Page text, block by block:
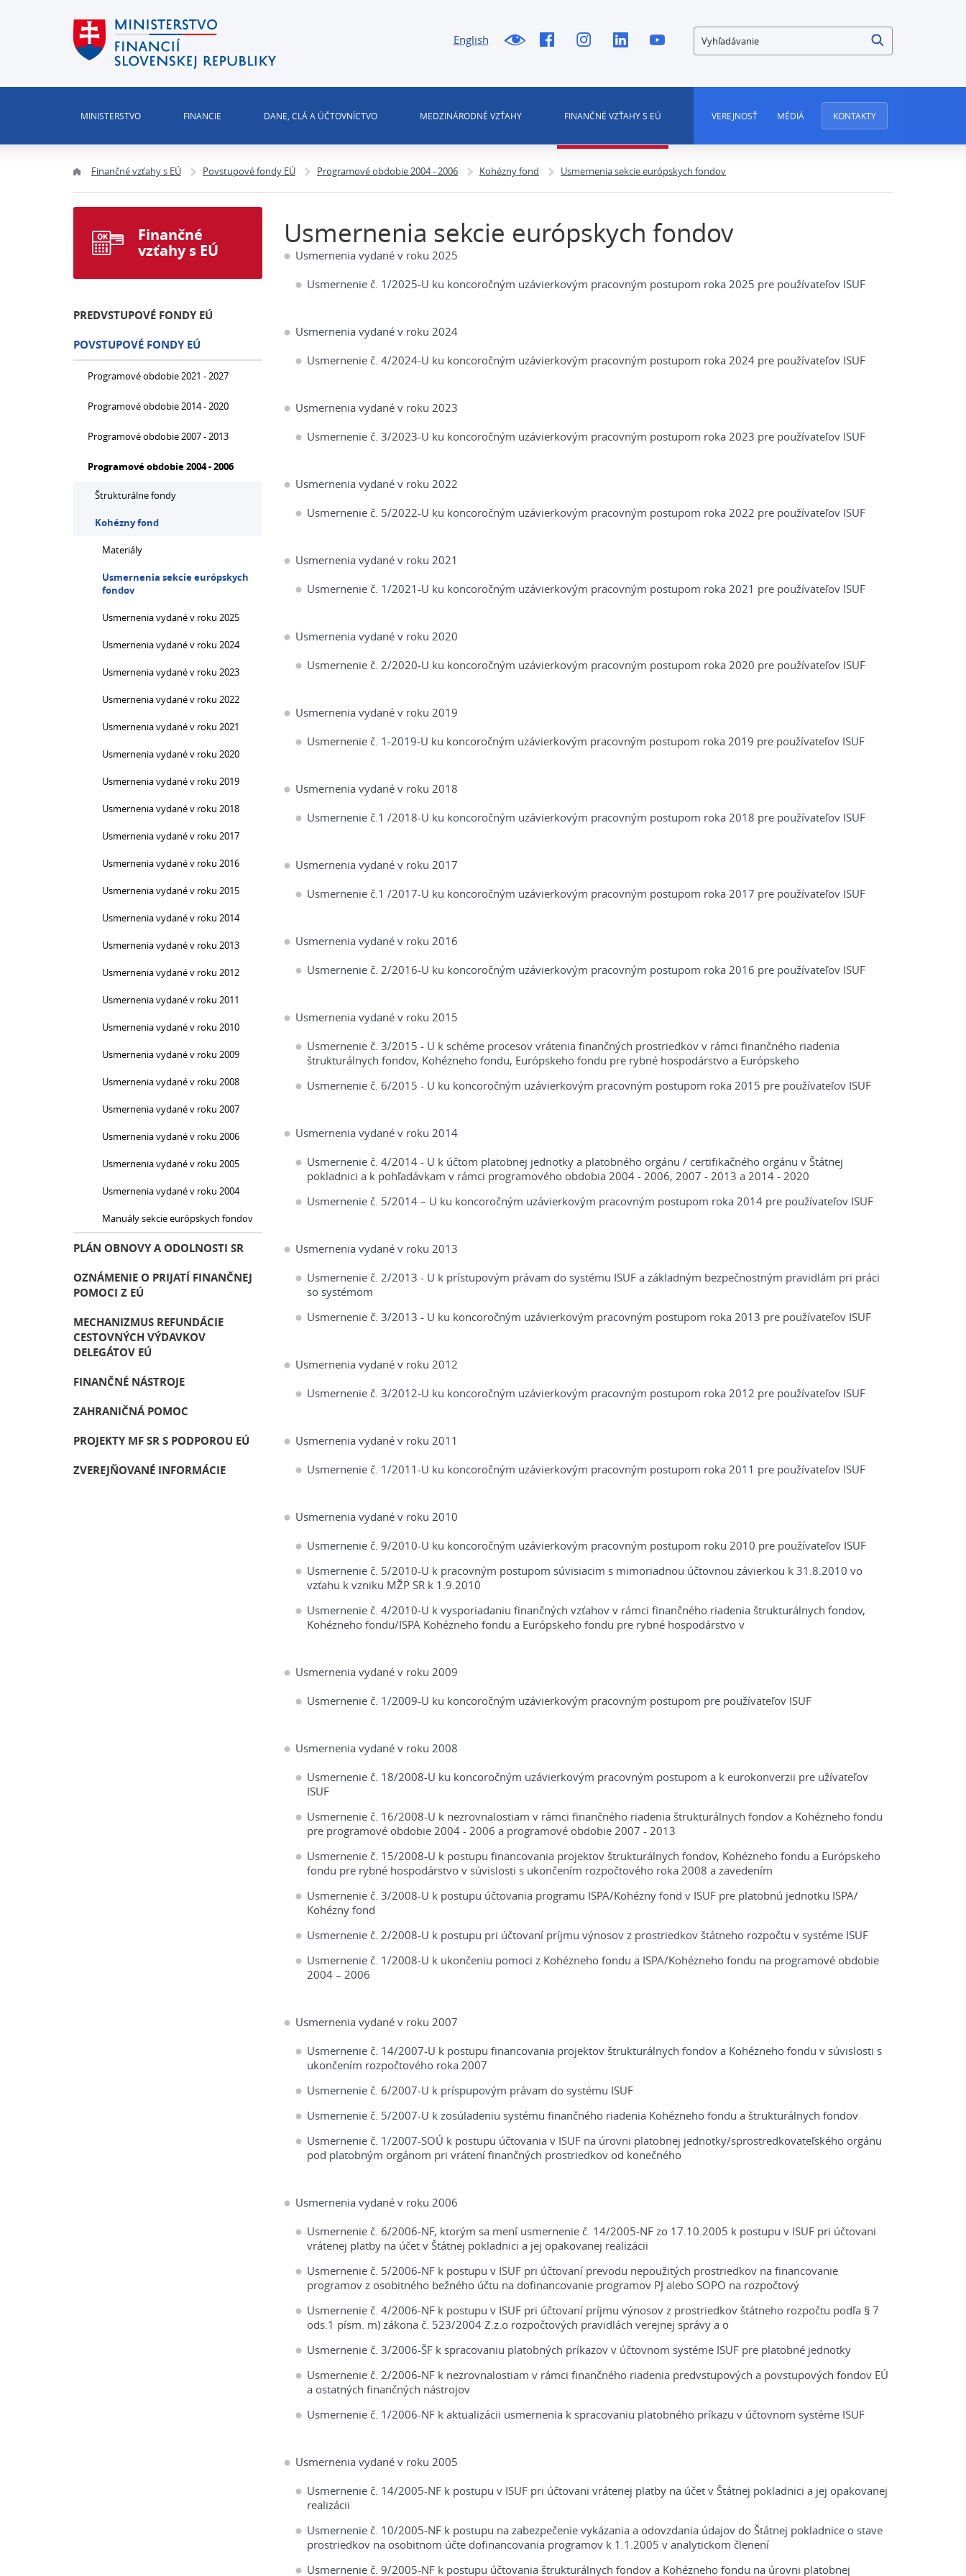
English Vyhľadávanie
MINISTERSTVO FINANCIE DANE, CLÁ A ÚČTOVNÍCTVO MEDZINÁRODNÉ VZŤAHY FINANČNÉ VZŤAHY S EÚ VEREJNOSŤ MÉDIÁ KONTAKTY
Finančné vzťahy s EÚ Povstupové fondy EÚ Programové obdobie 2004 - 2006 Kohézny fond Usmernenia sekcie európskych fondov
Usmernenia sekcie európskych fondov
Usmernenia vydané v roku 2025
Usmernenie č. 1/2025-U ku koncoročným uzávierkovým pracovným postupom roka 2025 pre používateľov ISUF
Usmernenia vydané v roku 2024
Usmernenie č. 4/2024-U ku koncoročným uzávierkovým pracovným postupom roka 2024 pre používateľov ISUF
Usmernenia vydané v roku 2023
Usmernenie č. 3/2023-U ku koncoročným uzávierkovým pracovným postupom roka 2023 pre používateľov ISUF
Usmernenia vydané v roku 2022
Usmernenie č. 5/2022-U ku koncoročným uzávierkovým pracovným postupom roka 2022 pre používateľov ISUF
Usmernenia vydané v roku 2021
Usmernenie č. 1/2021-U ku koncoročným uzávierkovým pracovným postupom roka 2021 pre používateľov ISUF
Usmernenia vydané v roku 2020
Usmernenie č. 2/2020-U ku koncoročným uzávierkovým pracovným postupom roka 2020 pre používateľov ISUF
Usmernenia vydané v roku 2019
Usmernenie č. 1-2019-U ku koncoročným uzávierkovým pracovným postupom roka 2019 pre používateľov ISUF
Usmernenia vydané v roku 2018
Usmernenie č.1 /2018-U ku koncoročným uzávierkovým pracovným postupom roka 2018 pre používateľov ISUF
Usmernenia vydané v roku 2017
Usmernenie č.1 /2017-U ku koncoročným uzávierkovým pracovným postupom roka 2017 pre používateľov ISUF
Usmernenia vydané v roku 2016
Usmernenie č. 2/2016-U ku koncoročným uzávierkovým pracovným postupom roka 2016 pre používateľov ISUF
Usmernenia vydané v roku 2015
Usmernenie č. 3/2015 - U k schéme procesov vrátenia finančných prostriedkov v rámci finančného riadenia
štrukturálnych fondov, Kohézneho fondu, Európskeho fondu pre rybné hospodárstvo a Európskeho
Usmernenie č. 6/2015 - U ku koncoročným uzávierkovým pracovným postupom roka 2015 pre používateľov ISUF
Usmernenia vydané v roku 2014
Usmernenie č. 4/2014 - U k účtom platobnej jednotky a platobného orgánu / certifikačného orgánu v Štátnej
pokladnici a k pohľadávkam v rámci programového obdobia 2004 - 2006, 2007 - 2013 a 2014 - 2020
Usmernenie č. 5/2014 – U ku koncoročným uzávierkovým pracovným postupom roka 2014 pre používateľov ISUF
Usmernenia vydané v roku 2013
Usmernenie č. 2/2013 - U k prístupovým právam do systému ISUF a základným bezpečnostným pravidlám pri práci
so systémom
Usmernenie č. 3/2013 - U ku koncoročným uzávierkovým pracovným postupom roka 2013 pre používateľov ISUF
Usmernenia vydané v roku 2012
Usmernenie č. 3/2012-U ku koncoročným uzávierkovým pracovným postupom roka 2012 pre používateľov ISUF
Usmernenia vydané v roku 2011
Usmernenie č. 1/2011-U ku koncoročným uzávierkovým pracovným postupom roka 2011 pre používateľov ISUF
Usmernenia vydané v roku 2010
Usmernenie č. 9/2010-U ku koncoročným uzávierkovým pracovným postupom roku 2010 pre používateľov ISUF
Usmernenie č. 5/2010-U k pracovným postupom súvisiacim s mimoriadnou účtovnou závierkou k 31.8.2010 vo
vzťahu k vzniku MŽP SR k 1.9.2010
Usmernenie č. 4/2010-U k vysporiadaniu finančných vzťahov v rámci finančného riadenia štrukturálnych fondov,
Kohézneho fondu/ISPA Kohézneho fondu a Európskeho fondu pre rybné hospodárstvo v
Usmernenia vydané v roku 2009
Usmernenie č. 1/2009-U ku koncoročným uzávierkovým pracovným postupom pre používateľov ISUF
Usmernenia vydané v roku 2008
Usmernenie č. 18/2008-U ku koncoročným uzávierkovým pracovným postupom a k eurokonverzii pre užívateľov
ISUF
Usmernenie č. 16/2008-U k nezrovnalostiam v rámci finančného riadenia štrukturálnych fondov a Kohézneho fondu
pre programové obdobie 2004 - 2006 a programové obdobie 2007 - 2013
Usmernenie č. 15/2008-U k postupu financovania projektov štrukturálnych fondov, Kohézneho fondu a Európskeho
fondu pre rybné hospodárstvo v súvislosti s ukončením rozpočtového roka 2008 a zavedením
Usmernenie č. 3/2008-U k postupu účtovania programu ISPA/Kohézny fond v ISUF pre platobnú jednotku ISPA/
Kohézny fond
Usmernenie č. 2/2008-U k postupu pri účtovaní príjmu výnosov z prostriedkov štátneho rozpočtu v systéme ISUF
Usmernenie č. 1/2008-U k ukončeniu pomoci z Kohézneho fondu a ISPA/Kohézneho fondu na programové obdobie
2004 – 2006
Usmernenia vydané v roku 2007
Usmernenie č. 14/2007-U k postupu financovania projektov štrukturálnych fondov a Kohézneho fondu v súvislosti s
ukončením rozpočtového roka 2007
Usmernenie č. 6/2007-U k príspupovým právam do systému ISUF
Usmernenie č. 5/2007-U k zosúladeniu systému finančného riadenia Kohézneho fondu a štrukturálnych fondov
Usmernenie č. 1/2007-SOÚ k postupu účtovania v ISUF na úrovni platobnej jednotky/sprostredkovateľského orgánu
pod platobným orgánom pri vrátení finančných prostriedkov od konečného
Usmernenia vydané v roku 2006
Usmernenie č. 6/2006-NF, ktorým sa mení usmernenie č. 14/2005-NF zo 17.10.2005 k postupu v ISUF pri účtovani
vrátenej platby na účet v Štátnej pokladnici a jej opakovanej realizácii
Usmernenie č. 5/2006-NF k postupu v ISUF pri účtovaní prevodu nepoužitých prostriedkov na financovanie
programov z osobitného bežného účtu na dofinancovanie programov PJ alebo SOPO na rozpočtový
Usmernenie č. 4/2006-NF k postupu v ISUF pri účtovaní príjmu výnosov z prostriedkov štátneho rozpočtu podľa § 7
ods.1 písm. m) zákona č. 523/2004 Z.z.o rozpočtových pravidlách verejnej správy a o
Usmernenie č. 3/2006-ŠF k spracovaniu platobných príkazov v účtovnom systéme ISUF pre platobné jednotky
Usmernenie č. 2/2006-NF k nezrovnalostiam v rámci finančného riadenia predvstupových a povstupových fondov EÚ
a ostatných finančných nástrojov
Usmernenie č. 1/2006-NF k aktualizácii usmernenia k spracovaniu platobného príkazu v účtovnom systéme ISUF
Usmernenia vydané v roku 2005
Usmernenie č. 14/2005-NF k postupu v ISUF pri účtovani vrátenej platby na účet v Štátnej pokladnici a jej opakovanej
realizácii
Usmernenie č. 10/2005-NF k postupu na zabezpečenie vykázania a odovzdania údajov do Štátnej pokladnice o stave
prostriedkov na osobitnom účte dofinancovania programov k 1.1.2005 v analytickom členení
Usmernenie č. 9/2005-NF k postupu účtovania štrukturálnych fondov a Kohézneho fondu na úrovni platobnej
Finančné
vzťahy s EÚ
PREDVSTUPOVÉ FONDY EÚ
POVSTUPOVÉ FONDY EÚ
Programové obdobie 2021 - 2027
Programové obdobie 2014 - 2020
Programové obdobie 2007 - 2013
Programové obdobie 2004 - 2006
Štrukturálne fondy
Kohézny fond
Materiály
Usmernenia sekcie európskych
fondov
Usmernenia vydané v roku 2025
Usmernenia vydané v roku 2024
Usmernenia vydané v roku 2023
Usmernenia vydané v roku 2022
Usmernenia vydané v roku 2021
Usmernenia vydané v roku 2020
Usmernenia vydané v roku 2019
Usmernenia vydané v roku 2018
Usmernenia vydané v roku 2017
Usmernenia vydané v roku 2016
Usmernenia vydané v roku 2015
Usmernenia vydané v roku 2014
Usmernenia vydané v roku 2013
Usmernenia vydané v roku 2012
Usmernenia vydané v roku 2011
Usmernenia vydané v roku 2010
Usmernenia vydané v roku 2009
Usmernenia vydané v roku 2008
Usmernenia vydané v roku 2007
Usmernenia vydané v roku 2006
Usmernenia vydané v roku 2005
Usmernenia vydané v roku 2004
Manuály sekcie európskych fondov
PLÁN OBNOVY A ODOLNOSTI SR
OZNÁMENIE O PRIJATÍ FINANČNEJ
POMOCI Z EÚ
MECHANIZMUS REFUNDÁCIE
CESTOVNÝCH VÝDAVKOV
DELEGÁTOV EÚ
FINANČNÉ NÁSTROJE
ZAHRANIČNÁ POMOC
PROJEKTY MF SR S PODPOROU EÚ
ZVEREJŇOVANÉ INFORMÁCIE